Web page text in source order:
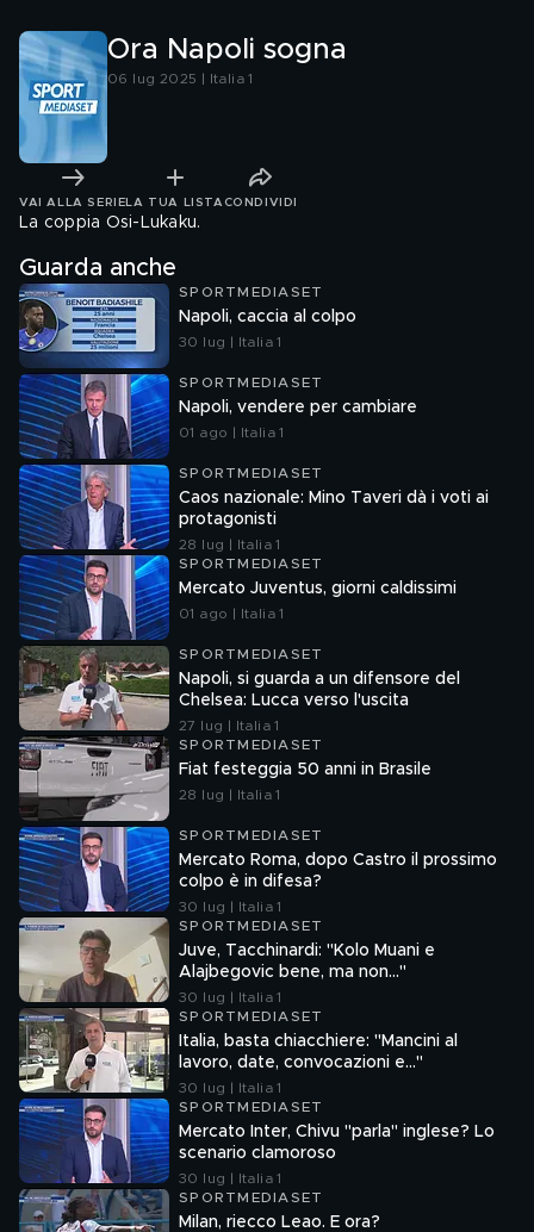
Ora Napoli sogna
06 lug 2025 | Italia 1
VAI ALLA SERIE LA TUA LISTA CONDIVIDI
La coppia Osi-Lukaku.
Guarda anche
SPORTMEDIASET
Napoli, caccia al colpo
30 lug | Italia 1
SPORTMEDIASET
Napoli, vendere per cambiare
01 ago | Italia 1
SPORTMEDIASET
Caos nazionale: Mino Taveri dà i voti ai
protagonisti
28 lug | Italia 1
SPORTMEDIASET
Mercato Juventus, giorni caldissimi
01 ago | Italia 1
SPORTMEDIASET
Napoli, si guarda a un difensore del
Chelsea: Lucca verso l'uscita
27 lug | Italia 1
SPORTMEDIASET
Fiat festeggia 50 anni in Brasile
28 lug | Italia 1
SPORTMEDIASET
Mercato Roma, dopo Castro il prossimo
colpo è in difesa?
30 lug | Italia 1
SPORTMEDIASET
Juve, Tacchinardi: "Kolo Muani e
Alajbegovic bene, ma non..."
30 lug | Italia 1
SPORTMEDIASET
Italia, basta chiacchiere: "Mancini al
lavoro, date, convocazioni e…"
30 lug | Italia 1
SPORTMEDIASET
Mercato Inter, Chivu "parla" inglese? Lo
scenario clamoroso
30 lug | Italia 1
SPORTMEDIASET
Milan, riecco Leao. E ora?